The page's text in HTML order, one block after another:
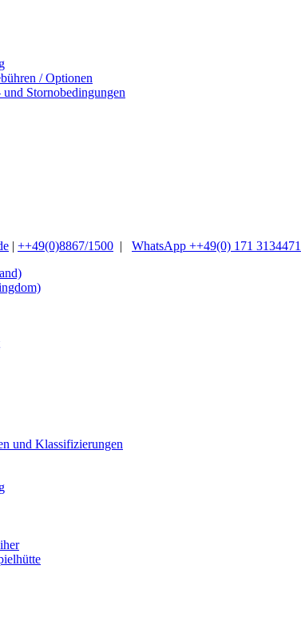
/ Optionen
und Stornobedingungen
| ++49(0)8867/1500 | WhatsApp ++49(0) 171 3134471
und Klassifizierungen